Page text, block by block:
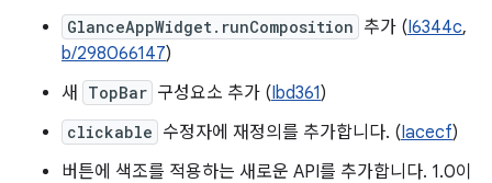
GlanceAppWidget.runComposition 추가 (I6344c,
b/298066147)
새
TopBar 구성요소 추가 (Ibd361)
clickable 수정자에 재정의를 추가합니다. (Iacecf)
버튼에 색조를 적용하는 새로운 API를 추가합니다. 1.0이